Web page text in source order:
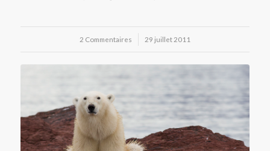
2 Commentaires
/ 29 juillet 2011